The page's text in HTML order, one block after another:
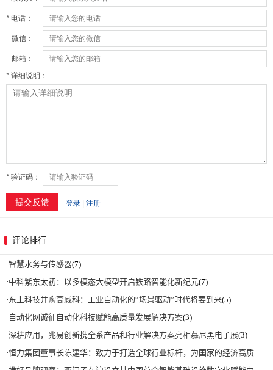
评论排行
·智慧水务与传感器(7)
·中科紫东太初：以多模态大模型开启铁路智能化新纪元(7)
·东土科技并购高威科：工业自动化的“场景驱动”时代将要到来(5)
· 自动化网诚征自动化科技赋能高质量发展解决方案(3)
·深耕应用，兆易创新携全系产品和行业解决方案亮相慕尼黑电子展(3)
·恒力集团董事长陈建华：致力于打造全球行业标杆，为国家的经济高质量发展贡献更大力量|上海电气集团党委书记、董事长吴磊来访